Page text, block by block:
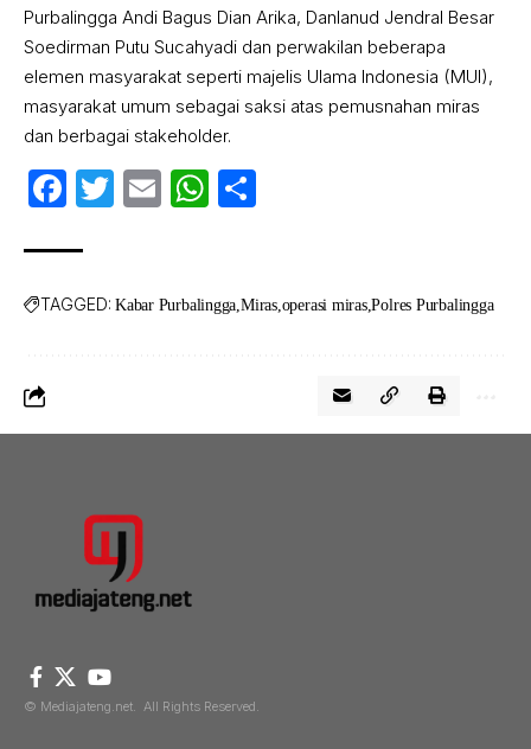
Purbalingga Andi Bagus Dian Arika, Danlanud Jendral Besar
Soedirman Putu Sucahyadi dan perwakilan beberapa
elemen masyarakat seperti majelis Ulama Indonesia (MUI),
masyarakat umum sebagai saksi atas pemusnahan miras
dan berbagai stakeholder.
Facebook
Twitter
EmailWhatsApp
TAGGED: Kabar Purbalingga Miras operasi miras Polres Purbalingga
© Mediajateng.net. All Rights Reserved.